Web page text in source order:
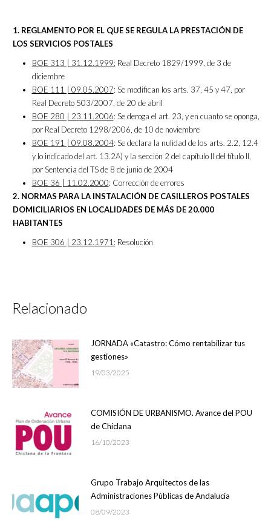
1. REGLAMENTO POR EL QUE SE REGULA LA PRESTACIÓN DE
LOS SERVICIOS POSTALES
BOE 313 | 31.12.1999: Real Decreto 1829/1999, de 3 de
diciembre
BOE 111 | 09.05.2007: Se modifican los arts. 37, 45 y 47, por
Real Decreto 503/2007, de 20 de abril
BOE 280 | 23.11.2006: Se deroga el art. 23, y en cuanto se oponga,
por Real Decreto 1298/2006, de 10 de noviembre
BOE 191 | 09.08.2004: Se declara la nulidad de los arts. 2.2, 12.4
y lo indicado del art. 13.2A) y la sección 2 del capítulo II del título II,
por Sentencia del TS de 8 de junio de 2004
BOE 36 | 11.02.2000: Corrección de errores
2. NORMAS PARA LA INSTALACIÓN DE CASILLEROS POSTALES
DOMICILIARIOS EN LOCALIDADES DE MÁS DE 20.000
HABITANTES
BOE 306 | 23.12.1971: Resolución
Relacionado
JORNADA «Catastro: Cómo rentabilizar tus
gestiones»
19/03/2025
COMISIÓN DE URBANISMO. Avance del POU
de Chiclana
16/10/2023
Grupo Trabajo Arquitectos de las
Administraciones Públicas de Andalucía
08/09/2023